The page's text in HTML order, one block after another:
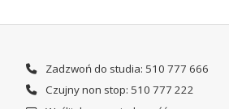
Zadzwoń do studia: 510 777 666
Czujny non stop: 510 777 222